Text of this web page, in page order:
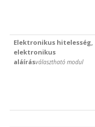
Elektronikus hitelesség,
elektronikus
aláírásválasztható modul